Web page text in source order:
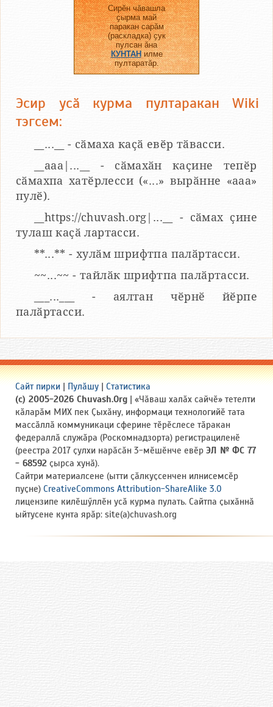
Сирӗн чӑвашла
ҫырма май
паракан сарӑм
(раскладка) ҫук
пулсан ӑна
КУНТАНилме
пултаратӑр.
Эсир усӑ курма пултаракан Wiki
тэгсем:
__...__ - сӑмаха каҫӑ евӗр тӑвасси.
__aaa|...__ - сӑмахӑн каҫине тепӗр
сӑмахпа хатӗрлесси («...» вырӑнне «ааа»
пулӗ).
__https://chuvash.org|...__ - сӑмах ҫине
тулаш каҫӑ лартасси.
**...** - хулӑм шрифтпа палӑртасси.
~~...~~ - тайлӑк шрифтпа палӑртасси.
___...___ - аялтан чӗрнӗ йӗрпе
палӑртасси.
Сайт пирки | Пулӑшу | Статистика
(c) 2005-2026 Chuvash.Org | «Чӑваш халӑх сайчӗ» тетелти
кӑларӑм МИХ пек Ҫыхӑну, информаци технологийӗ тата
массӑллӑ коммуникаци сферине тӗрӗслесе тӑракан
федераллӑ служӑра (Роскомнадзорта) регистрациленӗ
(реестра 2017 ҫулхи нарӑсӑн 3-мӗшӗнче евӗр ЭЛ № ФС 77
- 68592 ҫырса хунӑ).
Сайтри материалсене (ытти ҫӑлкуҫсенчен илнисемсӗр
пуҫне) CreativeCommons Attribution-ShareAlike 3.0
лицензипе килӗшӳллӗн усӑ курма пулать. Сайтпа ҫыхӑннӑ
ыйтусене кунта ярӑр: site(a)chuvash.org